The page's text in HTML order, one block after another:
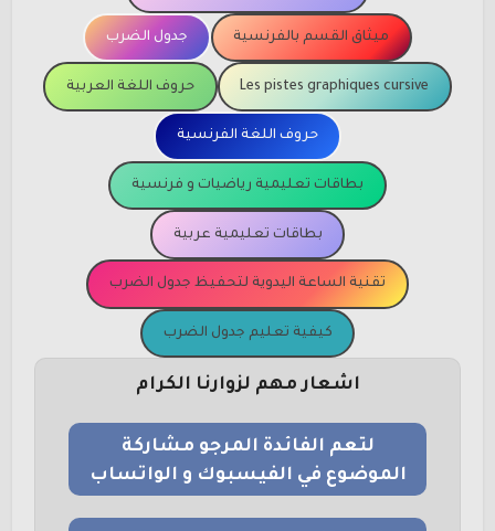
ميثاق القسم بالفرنسية جدول الضرب
Les pistes graphiques cursive حروف اللغة العربية
حروف اللغة الفرنسية
بطاقات تعليمية رياضيات و فرنسية
بطاقات تعليمية عربية
تقنية الساعة اليدوية لتحفيظ جدول الضرب
كيفية تعليم جدول الضرب
اشعار مهم لزوارنا الكرام
لتعم الفائدة المرجو مشاركة
الموضوع في الفيسبوك و الواتساب